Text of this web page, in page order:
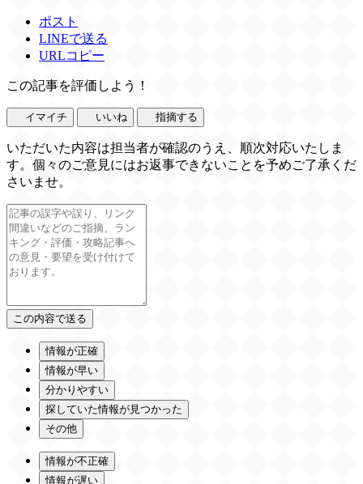
ポスト
LINEで送る
URLコピー
この記事を評価しよう！
イマイチ いいね 指摘する
いただいた内容は担当者が確認のうえ、順次対応いたしま
す。個々のご意見にはお返事できないことを予めご了承くだ
さいませ。
情報が正確
情報が早い
分かりやすい
探していた情報が見つかった
その他
情報が不正確
情報が遅い